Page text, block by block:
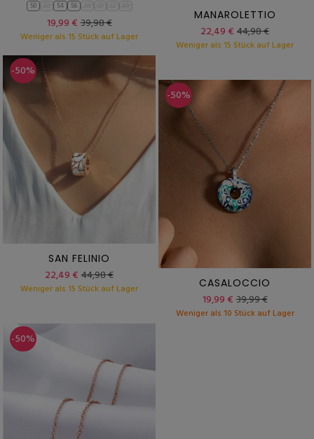
50 54 56
19,99 €39,98 €
Weniger als 15 Stück auf Lager
MANAROLETTIO
22,49 € 44,98 €
Weniger als 15 Stück auf Lager
-50%
SAN FELINIO
22,49 € 44,98 €
Weniger als 15 Stück auf Lager
-50%
CASALOCCIO
19,99 €39,99 €
Weniger als 10 Stück auf Lager
-50%